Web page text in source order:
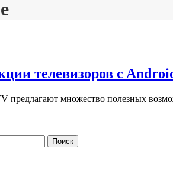
телевизоров c
предлагают множество полезных